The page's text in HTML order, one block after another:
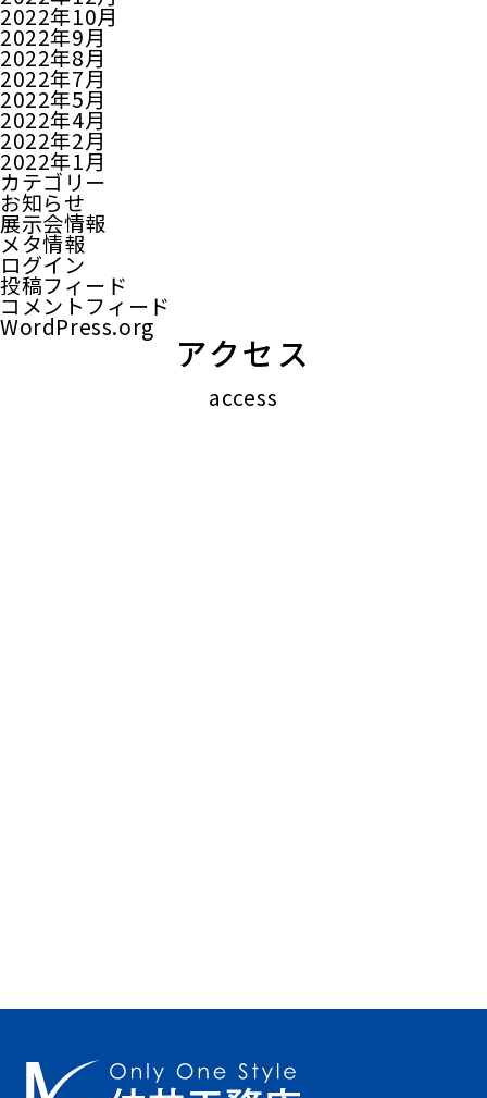
2022年10月
2022年9月
2022年8月
2022年7月
2022年5月
2022年4月
2022年2月
2022年1月
カテゴリー
お知らせ
展示会情報
メタ情報
ログイン
投稿フィード
コメントフィード
WordPress.org
アクセス
access